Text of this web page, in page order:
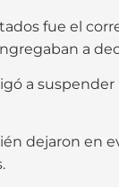
fue el
a
a
dejaron en